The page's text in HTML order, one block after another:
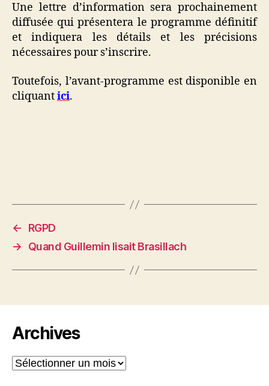
Une lettre d’information sera prochainement
diffusée qui présentera le programme définitif
et indiquera les détails et les précisions
nécessaires pour s’inscrire.
Toutefois, l’avant-programme est disponible en
cliquantici.
←
RGPD
→
Quand Guillemin lisait Brasillach
Archives
Archives